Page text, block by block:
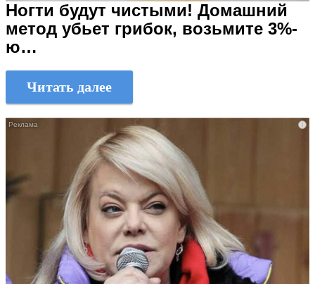
Ногти будут чистыми! Домашний
метод убьет грибок, возьмите 3%-
ю…
Читать далее
i